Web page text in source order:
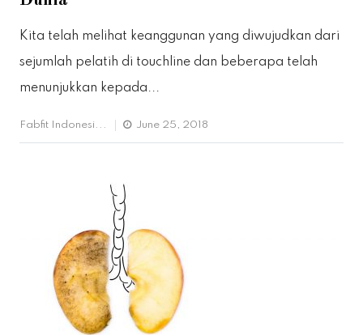
Kita telah melihat keanggunan yang diwujudkan dari
sejumlah pelatih di touchline dan beberapa telah
menunjukkan kepada...
Fabfit Indonesi... June 25, 2018